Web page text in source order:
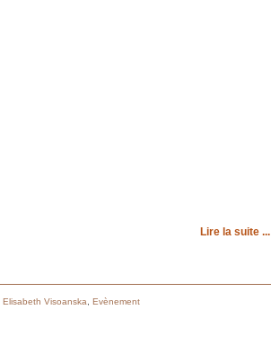
Lire la suite ...
Elisabeth Visoanska Evènement